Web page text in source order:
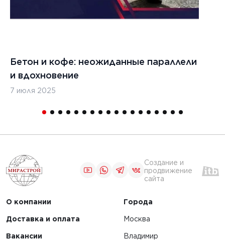
Бетон и кофе: неожиданные параллели
и вдохновение
7 июля 2025
Создание и
продвижение
сайта
О компании
Доставка и оплата
Вакансии
Города
Москва
Владимир